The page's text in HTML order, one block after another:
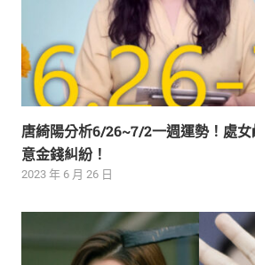
唐綺陽分析6/26~7/2一週運勢！處
意金錢糾紛！
2023 年 6 月 26 日